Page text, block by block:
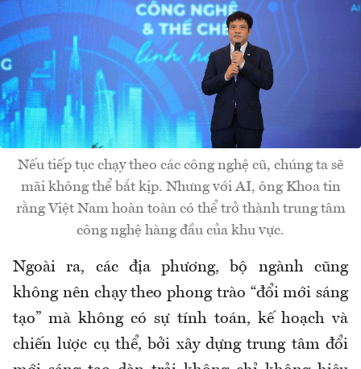
Nếu tiếp tục chạy theo các công nghệ cũ, chúng ta sẽ
mãi không thể bắt kịp. Nhưng với AI, ông Khoa tin
rằng Việt Nam hoàn toàn có thể trở thành trung tâm
công nghệ hàng đầu của khu vực.
Ngoài ra, các địa phương, bộ ngành cũng
không nên chạy theo phong trào “đổi mới sáng
tạo” mà không có sự tính toán, kế hoạch và
chiến lược cụ thể, bởi xây dựng trung tâm đổi